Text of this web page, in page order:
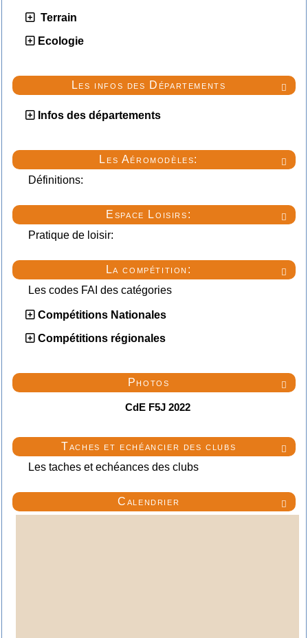
Terrain
Ecologie

Les infos des Départements
Infos des départements

Les Aéromodèles:
Définitions:

Espace Loisirs:
Pratique de loisir:

La compétition:
Les codes FAI des catégories
Compétitions Nationales
Compétitions régionales

Photos
CdE F5J 2022

Taches et echéancier des clubs
Les taches et echéances des clubs

Calendrier